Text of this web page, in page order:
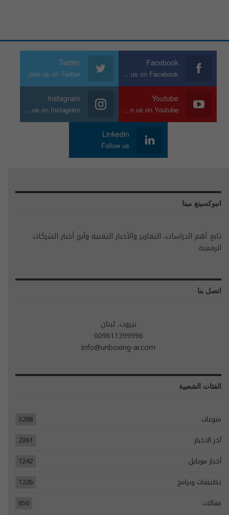
Facebook
Join us on Facebook
Twitter
Join us on Twitter
Youtube
Join us on Youtube
Instagram
Join us on Instagram
Linkedin
Follow us
انبوكسينغ مينا
تابع أهم الدراسات، التقارير والأخبار التقنية وأبرز أخبار الشركات
الرقمية.
اتصل بنا
بيروت، لبنان
009611399996
info@unboxing-ar.com
الفئات الشعبية
منوعات
3288
آخر الاخبار
2361
أخبار موبايل
1242
تطبيقات وبرامج
1226
مقالات
656